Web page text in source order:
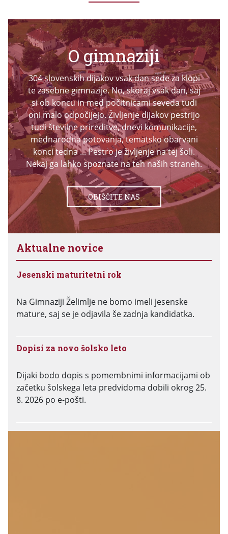
O gimnaziji
304 slovenskih dijakov vsak dan sede za klopi
te zasebne gimnazije. No, skoraj vsak dan, saj
si ob koncu in med počitnicami seveda tudi
oni malo odpočijejo. Življenje dijakov pestrijo
tudi številne prireditve, dnevi komunikacije,
mednarodna potovanja, tematsko obarvani
konci tedna ... Pestro je življenje na tej šoli.
Nekaj ga lahko spoznate na teh naših straneh.
OBIŠČITE NAS
Aktualne novice
Jesenski maturitetni rok
Na Gimnaziji Želimlje ne bomo imeli jesenske
mature, saj se je odjavila še zadnja kandidatka.
Dopisi za novo šolsko leto
Dijaki bodo dopis s pomembnimi informacijami ob
začetku šolskega leta predvidoma dobili okrog 25.
8. 2026 po e-pošti.